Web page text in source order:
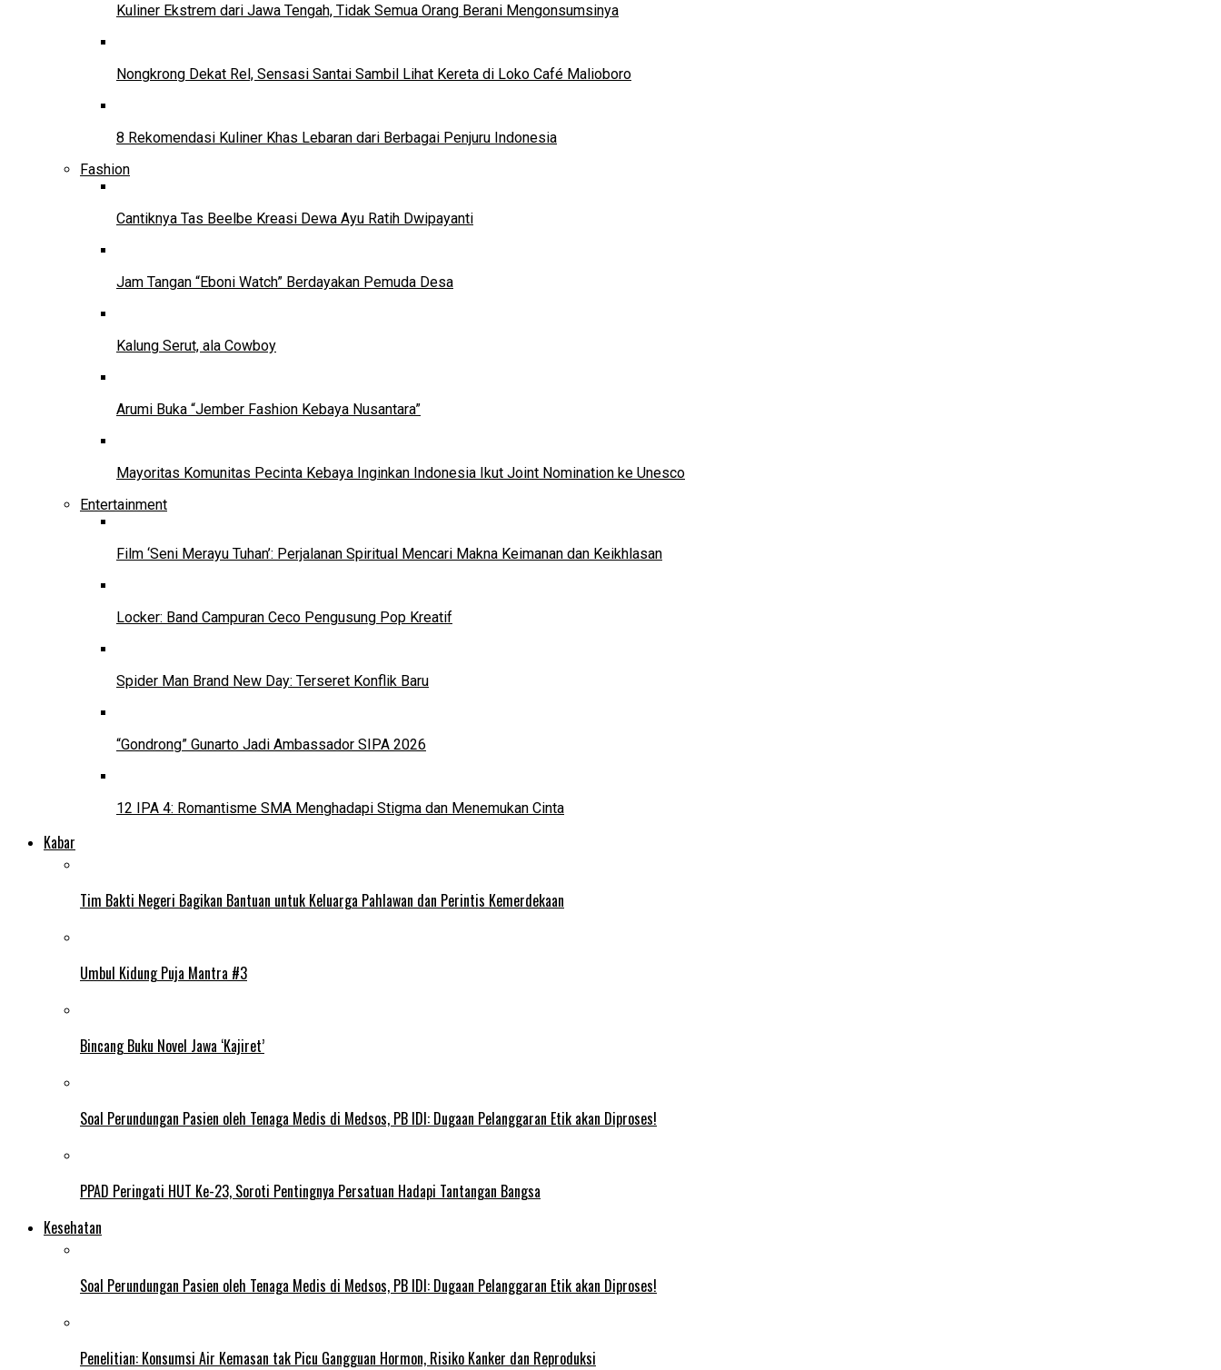
Kuliner Ekstrem dari Jawa Tengah, Tidak Semua Orang Berani Mengonsumsinya
Nongkrong Dekat Rel, Sensasi Santai Sambil Lihat Kereta di Loko Café Malioboro
8 Rekomendasi Kuliner Khas Lebaran dari Berbagai Penjuru Indonesia
Fashion
Cantiknya Tas Beelbe Kreasi Dewa Ayu Ratih Dwipayanti
Jam Tangan “Eboni Watch” Berdayakan Pemuda Desa
Kalung Serut, ala Cowboy
Arumi Buka “Jember Fashion Kebaya Nusantara”
Mayoritas Komunitas Pecinta Kebaya Inginkan Indonesia Ikut Joint Nomination ke Unesco
Entertainment
Film ‘Seni Merayu Tuhan’: Perjalanan Spiritual Mencari Makna Keimanan dan Keikhlasan
Locker: Band Campuran Ceco Pengusung Pop Kreatif
Spider Man Brand New Day: Terseret Konflik Baru
“Gondrong” Gunarto Jadi Ambassador SIPA 2026
12 IPA 4: Romantisme SMA Menghadapi Stigma dan Menemukan Cinta
Kabar
Tim Bakti Negeri Bagikan Bantuan untuk Keluarga Pahlawan dan Perintis Kemerdekaan
Umbul Kidung Puja Mantra #3
Bincang Buku Novel Jawa ‘Kajiret’
Soal Perundungan Pasien oleh Tenaga Medis di Medsos, PB IDI: Dugaan Pelanggaran Etik akan Diproses!
PPAD Peringati HUT Ke-23, Soroti Pentingnya Persatuan Hadapi Tantangan Bangsa
Kesehatan
Soal Perundungan Pasien oleh Tenaga Medis di Medsos, PB IDI: Dugaan Pelanggaran Etik akan Diproses!
Penelitian: Konsumsi Air Kemasan tak Picu Gangguan Hormon, Risiko Kanker dan Reproduksi